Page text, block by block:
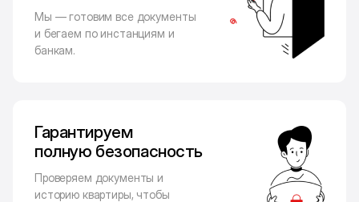
Мы — готовим все документы
и бегаем по инстанциям и
банкам.
Гарантируем
полную безопасность
Проверяем документы и
историю квартиры, чтобы